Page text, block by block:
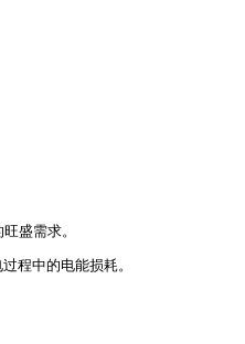
盛需求。
程中的电能损耗。